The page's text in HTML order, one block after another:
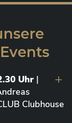
Uhr |
Clubhouse